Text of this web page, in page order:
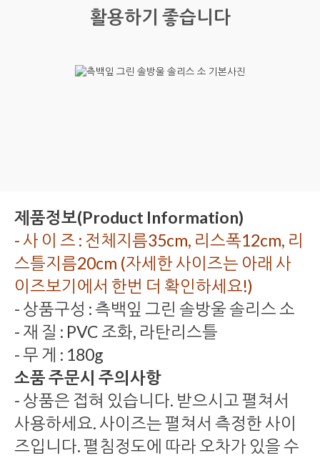
활용하기 좋습니다
제품정보(Product Information)
- 사 이 즈 : 전체지름35cm, 리스폭12cm, 리
스틀지름20cm (자세한 사이즈는 아래 사
이즈보기에서 한번 더 확인하세요!)
- 상품구성 : 측백잎 그린 솔방울 솔리스 소
- 재 질 : PVC 조화, 라탄리스틀
- 무 게 : 180g
소품 주문시 주의사항
- 상품은 접혀 있습니다. 받으시고 펼쳐서
사용하세요. 사이즈는 펼쳐서 측정한 사이
즈입니다. 펼침정도에 따라 오차가 있을 수